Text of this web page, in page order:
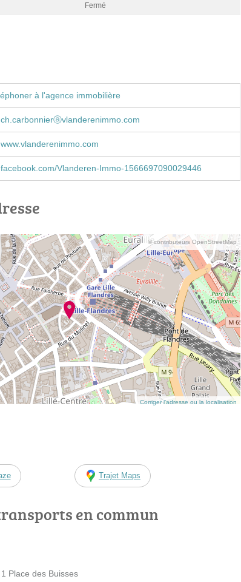
Fermé
à l'agence immobilière
ch.carbonnierⓐvlanderenimmo.com
www.vlanderenimmo.com
facebook.com/Vlanderen-Immo-1566697090029446
© contributeurs OpenStreetMap
Corriger l’adresse ou la localisation
Trajet Maps
en commun
Place des Buisses